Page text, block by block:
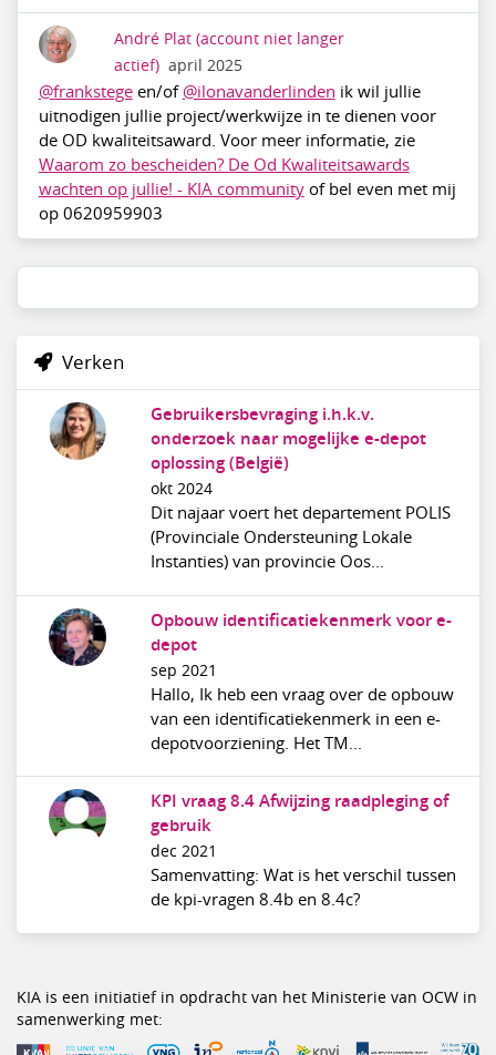
André Plat (account niet langer
actief) april 2025
@frankstegeen/of @ilonavanderlinden ik wil jullie
uitnodigen jullie project/werkwijze in te dienen voor
de OD kwaliteitsaward. Voor meer informatie, zie
Waarom zo bescheiden? De Od Kwaliteitsawards
wachten op jullie! - KIA communityof bel even met mij
op 0620959903
Verken
Gebruikersbevraging i.h.k.v.
onderzoek naar mogelijke e-depot
oplossing (België)
okt 2024
Dit najaar voert het departement POLIS
(Provinciale Ondersteuning Lokale
Instanties) van provincie Oos...
Opbouw identificatiekenmerk voor e-
depot
sep 2021
Hallo, Ik heb een vraag over de opbouw
van een identificatiekenmerk in een e-
depotvoorziening. Het TM...
KPI vraag 8.4 Afwijzing raadpleging of
gebruik
dec 2021
Samenvatting: Wat is het verschil tussen
de kpi-vragen 8.4b en 8.4c?
KIA is een initiatief in opdracht van het Ministerie van OCW in
samenwerking met: